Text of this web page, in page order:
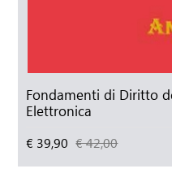
Fondamenti di Diritto
Elettronica
€ 39,90 € 42,00